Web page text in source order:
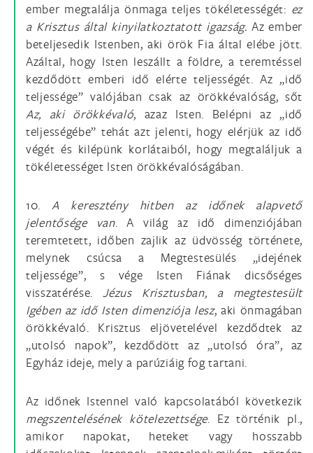
ember megtalálja önmaga teljes tökéletességét: ez
a Krisztus által kinyilatkoztatott igazság. Az ember
beteljesedik Istenben, aki örök Fia által elébe jött.
Azáltal, hogy Isten leszállt a földre, a teremtéssel
kezdődött emberi idő elérte teljességét. Az „idő
teljessége” valójában csak az örökkévalóság, sőt
Az, aki örökkévaló, azaz Isten. Belépni az „idő
teljességébe” tehát azt jelenti, hogy elérjük az idő
végét és kilépünk korlátaiból, hogy megtaláljuk a
tökéletességet Isten örökkévalóságában.
10.A keresztény hitben az időnek alapvető
jelentősége van. A világ az idő dimenziójában
teremtetett, időben zajlik az üdvösség története,
melynek csúcsa a Megtestesülés „idejének
teljessége”, s vége Isten Fiának dicsőséges
visszatérése.Jézus Krisztusban, a megtestesült
Igében az idő Isten dimenziója lesz, aki önmagában
örökkévaló. Krisztus eljövetelével kezdődtek az
„utolsó napok”, kezdődött az „utolsó óra”, az
Egyház ideje, mely a parúziáig fog tartani.
Az időnek Istennel való kapcsolatából következik
megszentelésének kötelezettsége. Ez történik pl.,
amikor napokat, heteket vagy hosszabb